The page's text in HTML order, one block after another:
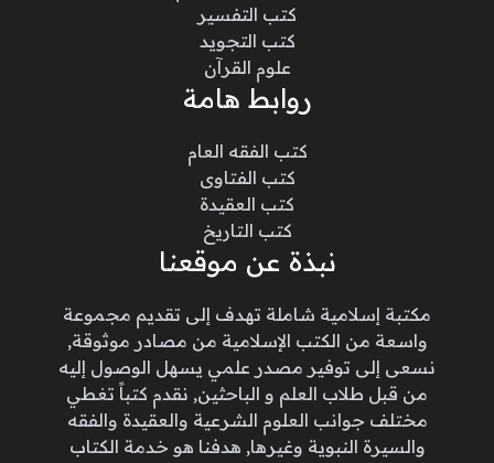
كتب التفسير
كتب التجويد
علوم القرآن
روابط هامة
كتب الفقه العام
كتب الفتاوى
كتب العقيدة
كتب التاريخ
نبذة عن موقعنا
مكتبة إسلامية شاملة تهدف إلى تقديم مجموعة
واسعة من الكتب الإسلامية من مصادر موثوقة,
نسعى إلى توفير مصدر علمي يسهل الوصول إليه
من قبل طلاب العلم و الباحثين, نقدم كتباً تغطي
مختلف جوانب العلوم الشرعية والعقيدة والفقه
والسيرة النبوية وغيرها, هدفنا هو خدمة الكتاب